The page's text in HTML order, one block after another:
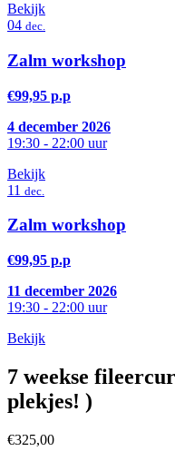
Bekijk
04 dec.
Zalm workshop
€99,95 p.p
4 december 2026
19:30 - 22:00 uur
Bekijk
11 dec.
Zalm workshop
€99,95 p.p
11 december 2026
19:30 - 22:00 uur
Bekijk
7 weekse
plekjes! )
€325,00